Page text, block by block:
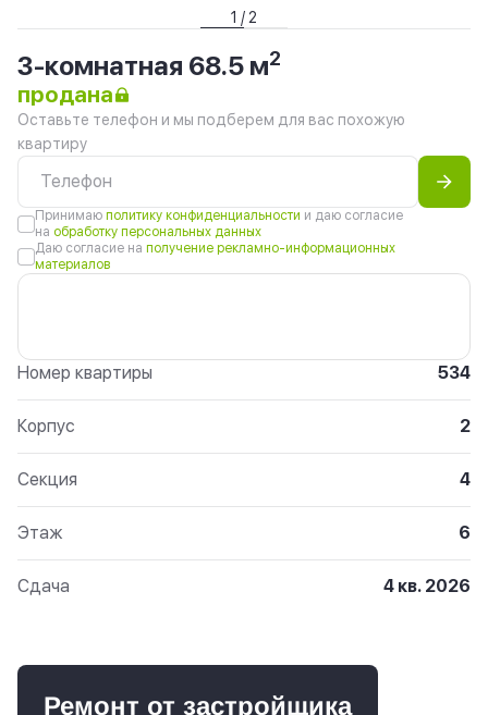
1 / 2
3-комнатная 68.5 м2
продана
Оставьте телефон и мы подберем для вас похожую
квартиру
Принимаю политику конфиденциальности и даю согласие
на обработку персональных данных
Даю согласие на получение рекламно-информационных
материалов
Номер квартиры 534
Корпус 2
Секция 4
Этаж 6
Сдача 4 кв. 2026
Ремонт от застройщика